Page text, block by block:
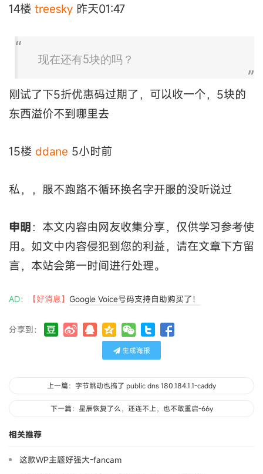
14楼 treesky 昨天01:47
现在还有5块的吗？
刚试了下5折优惠码过期了，可以收一个，5块的
东西溢价不到哪里去
15楼 ddane 5小时前
私，，服不跑路不循环换名字开服的没听说过
申明：本文内容由网友收集分享，仅供学习参考使
用。如文中内容侵犯到您的利益，请在文章下方留
言，本站会第一时间进行处理。
AD： 【好消息】 Google Voice号码支持自助购买了！
分享到：
生成海报
上一篇：字节跳动也搞了 public dns 180.184.1.1-caddy
下一篇：星辰恢复了么，还连不上，也不敢重启-66y
相关推荐
这款WP主题好强大-fancam